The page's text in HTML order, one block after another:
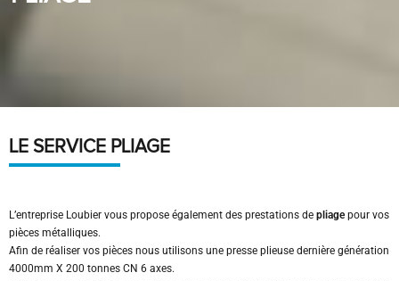
LE SERVICE PLIAGE
L’entreprise Loubier vous propose également des prestations de pliagepour vos
pièces métalliques.
Afin de réaliser vos pièces nous utilisons une presse plieuse dernière génération
4000mm X 200 tonnes CN 6 axes.